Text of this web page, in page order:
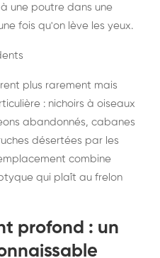
une poutre dans une
fois qu'on lève les yeux.
plus rarement mais
: nichoirs à oiseaux
abandonnés, cabanes
désertées par les
combine
qui plaît au frelon
profond : un